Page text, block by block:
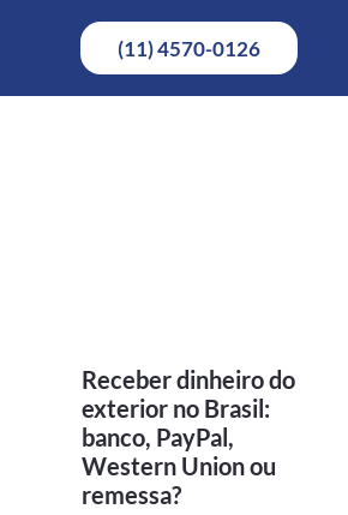
(11) 4570-0126
Receber dinheiro do
exterior no Brasil:
banco, PayPal,
Western Union ou
remessa?